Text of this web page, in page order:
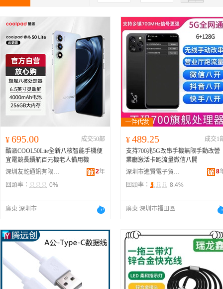
¥ 695.00
成交50部
酷派COOL50Lite全新八核智能手機便
宜電競長續航百元機老人備用機
深圳友乾通訊有限公司
2年
回頭率：
0%
廣東 深圳市
¥ 489.25
成交1
支持700兆5G改串手機無限手動改營
業廳激活卡跑流量微信八開
深圳市進賢電子貿易有限公司
8
回頭率：
8.4%
廣東 深圳市福田區